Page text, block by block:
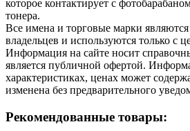
которое контактирует с
тонера.
Все имена и торговые марки
владельцев и используются только с
Информация на сайте носит
является публичной офертой.
характеристиках, ценах может
изменена без предварительного
Рекомендованные товары: